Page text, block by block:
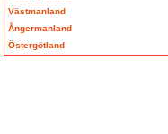
Västmanland
Ångermanland
Östergötland